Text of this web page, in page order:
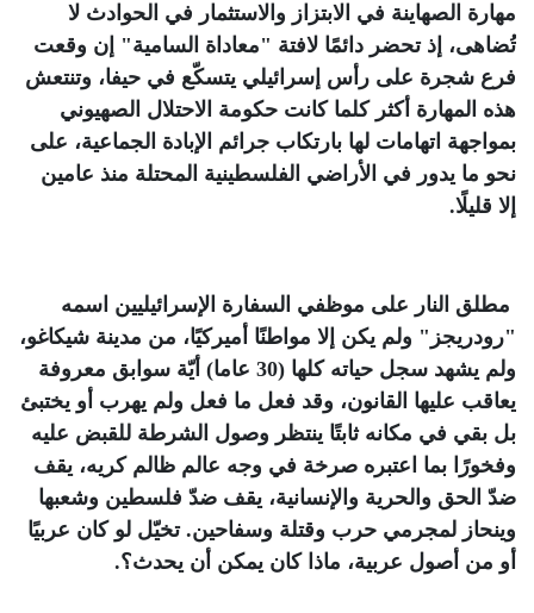
مهارة الصهاينة في الابتزاز والاستثمار في الحوادث لا
تُضاهى، إذ تحضر دائمًا لافتة "معاداة السامية" إن وقعت
فرع شجرة على رأس إسرائيلي يتسكّع في حيفا، وتنتعش
هذه المهارة أكثر كلما كانت حكومة الاحتلال الصهيوني
بمواجهة اتهامات لها بارتكاب جرائم الإبادة الجماعية، على
نحو ما يدور في الأراضي الفلسطينية المحتلة منذ عامين
إلا قليلًا.
مطلق النار على موظفي السفارة الإسرائيليين اسمه
"رودريجز" ولم يكن إلا مواطنًا أميركيًا، من مدينة شيكاغو،
ولم يشهد سجل حياته كلها (30 عاما) أيّة سوابق معروفة
يعاقب عليها القانون، وقد فعل ما فعل ولم يهرب أو يختبئ
بل بقي في مكانه ثابتًا ينتظر وصول الشرطة للقبض عليه
وفخورًا بما اعتبره صرخة في وجه عالم ظالم كريه، يقف
ضدّ الحق والحرية والإنسانية، يقف ضدّ فلسطين وشعبها
وينحاز لمجرمي حرب وقتلة وسفاحين. تخيّل لو كان عربيًا
أو من أصول عربية، ماذا كان يمكن أن يحدث؟.